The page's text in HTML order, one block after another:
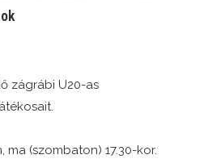
zágrábi U20-as
(szombaton) 17.30-kor.